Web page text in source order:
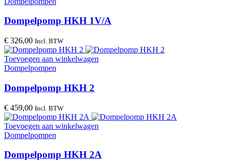
Dompelpomp HKH 1V/A
€ 326,00 Incl. BTW
Toevoegen aan winkelwagen
Dompelpompen
Dompelpomp HKH 2
€ 459,00 Incl. BTW
Toevoegen aan winkelwagen
Dompelpompen
Dompelpomp HKH 2A